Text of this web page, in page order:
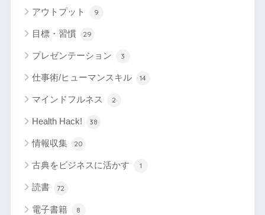
アウトプット 9
目標・習慣 29
プレゼンテーション 3
仕事術/ヒューマンスキル 14
マインドフルネス 2
Health Hack! 38
情報収集 20
古典をビジネスに活かす 1
読書 72
電子書籍 8